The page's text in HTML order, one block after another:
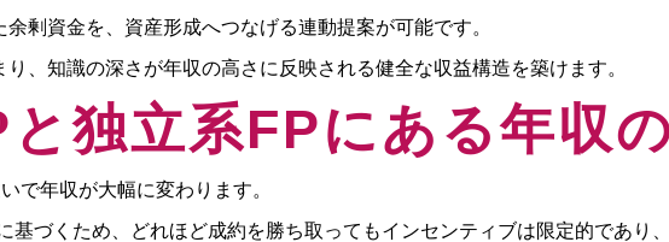
剰資金を、資産形成へつなげる連動提案が可能です。
、知識の深さが年収の高さに反映される健全な収益構造を築けます。
独立系FPにある年収
で年収が大幅に変わります。
基づくため、どれほど成約を勝ち取ってもインセンティブは限定的であり